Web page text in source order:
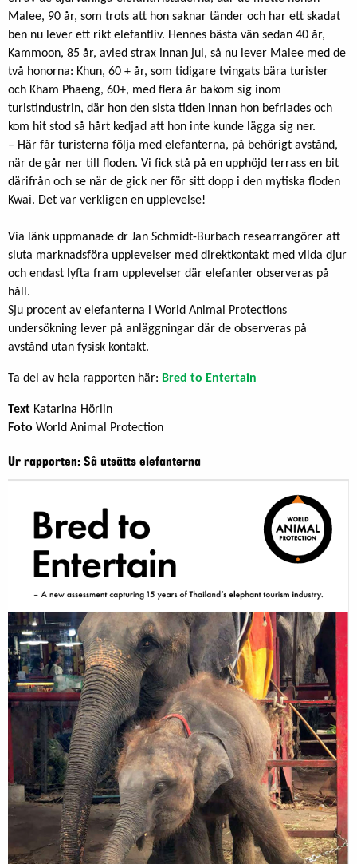
Malee, 90 år, som trots att hon saknar tänder och har ett skadat
ben nu lever ett rikt elefantliv. Hennes bästa vän sedan 40 år,
Kammoon, 85 år, avled strax innan jul, så nu lever Malee med de
två honorna: Khun, 60 + år, som tidigare tvingats bära turister
och Kham Phaeng, 60+, med flera år bakom sig inom
turistindustrin, där hon den sista tiden innan hon befriades och
kom hit stod så hårt kedjad att hon inte kunde lägga sig ner.
– Här får turisterna följa med elefanterna, på behörigt avstånd,
när de går ner till floden. Vi fick stå på en upphöjd terrass en bit
därifrån och se när de gick ner för sitt dopp i den mytiska floden
Kwai. Det var verkligen en upplevelse!
Via länk uppmanade dr Jan Schmidt-Burbach researrangörer att
sluta marknadsföra upplevelser med direktkontakt med vilda djur
och endast lyfta fram upplevelser där elefanter observeras på
håll.
Sju procent av elefanterna i World Animal Protections
undersökning lever på anläggningar där de observeras på
avstånd utan fysisk kontakt.
Ta del av hela rapporten här: Bred to Entertain
Text Katarina Hörlin
Foto World Animal Protection
Ur rapporten: Så utsätts elefanterna